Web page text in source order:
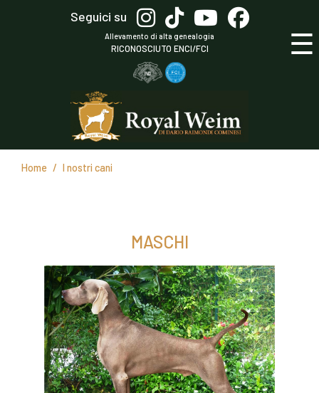
Seguici su
Allevamento di alta genealogia
RICONOSCIUTO ENCI/FCI ☰
Home I nostri cani
MASCHI